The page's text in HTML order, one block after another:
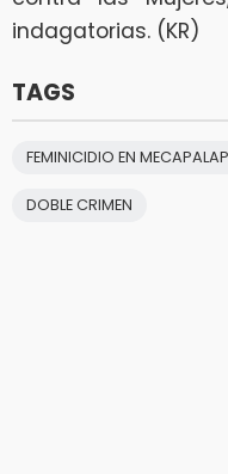
indagatorias. (KR)
TAGS
FEMINICIDIO EN
DOBLE CRIMEN